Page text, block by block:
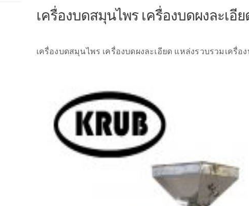
เครื่องบดสมุนไพร เครื่องบดผงละเอี
เครื่องบดสมุนไพร เครื่องบดผงละเอียด แหล่งรวบรวมเค